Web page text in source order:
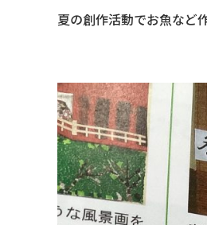
夏の創作活動でお魚など